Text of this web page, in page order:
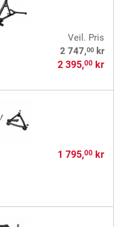
Veil. Pris
2 747,00kr
2 395,00kr
1 795,00kr